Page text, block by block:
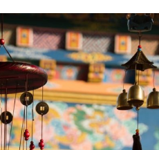
Mobilé
Ein
Beitrag
in
Leichter
Sprache